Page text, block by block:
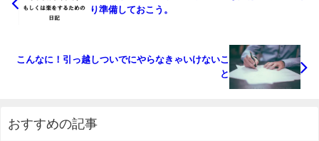
り準備しておこう。
こんなに！引っ越しついでにやらなきゃいけないこ
と
おすすめの記事